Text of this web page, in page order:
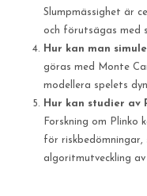
Slumpmässighet är
och förutsägas med
Hur kan man
göras med Monte
modellera spelets
Hur kan studier av
Forskning om Plinko
för
algoritmutveckling